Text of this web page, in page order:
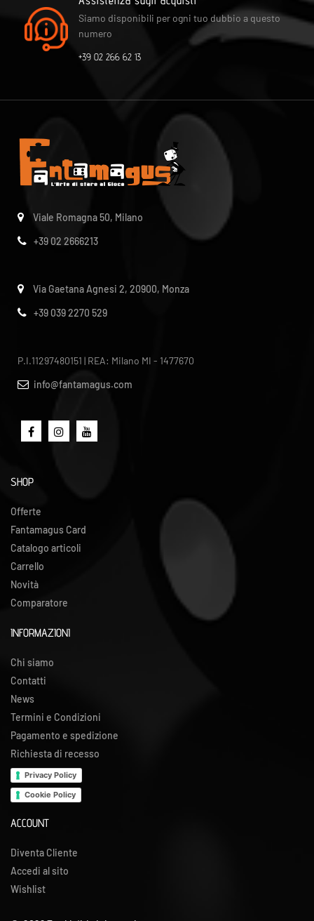
Siamo disponibili per ogni tuo dubbio a questo
numero
+39 02 266 62 13
Viale Romagna 50, Milano
+39 02 2666213
Via Gaetana Agnesi 2, 20900, Monza
+39 039 2270 529
P.I.11297480151 | REA: Milano MI - 1477670
info@fantamagus.com
SHOP
Offerte
Fantamagus Card
Catalogo articoli
Carrello
Novità
Comparatore
INFORMAZIONI
Chi siamo
Contatti
News
Termini e Condizioni
Pagamento e spedizione
Richiesta di recesso
Privacy Policy
Cookie Policy
ACCOUNT
Diventa Cliente
Accedi al sito
Wishlist